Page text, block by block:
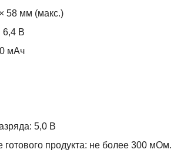
58 мм (макс.)
6,4 В
мАч
5,0 В
готового продукта: не более 300 мОм.